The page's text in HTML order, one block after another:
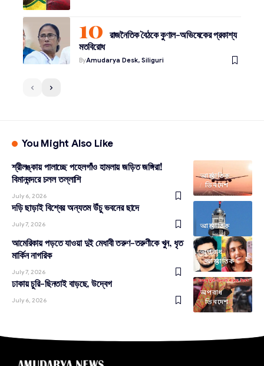
রাজনৈতিক বৈঠকে কুণাল-অভিষেকের প্রকাশ্য
মতবিরোধ
ByAmudarya Desk, Siliguri
You Might Also Like
আন্তর্জাতিক
ভিনদেশ
শ্রীলঙ্কায় পালাচ্ছে পহেলগাঁও হামলায় জড়িত জঙ্গিরা!
বিমানবন্দরে চলল তল্লাশি
July 6, 2026
আন্তর্জাতিক
দড়ি ছাড়াই বিশ্বের অন্যতম উঁচু ভবনের ছাদে
July 7, 2026
অপরাধ
আন্তর্জাতিক
আমেরিকায় পড়তে যাওয়া দুই মেধাবী তরুণ-তরুণীকে খুন, ধৃত
মার্কিন নাগরিক
July 7, 2026
অপরাধ
ভিনদেশ
ঢাকায় চুরি-ছিনতাই বাড়ছে, উদ্বেগ
July 6, 2026